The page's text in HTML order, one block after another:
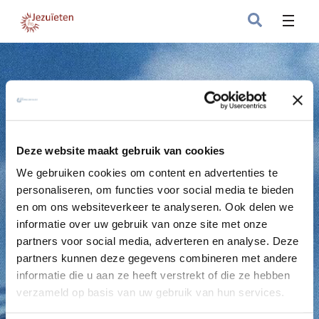
Deze website maakt gebruik van cookies
We gebruiken cookies om content en advertenties te
personaliseren, om functies voor social media te bieden
en om ons websiteverkeer te analyseren. Ook delen we
informatie over uw gebruik van onze site met onze
partners voor social media, adverteren en analyse. Deze
partners kunnen deze gegevens combineren met andere
informatie die u aan ze heeft verstrekt of die ze hebben
verzameld op basis van uw gebruik van hun services.
Links naar van alles en nog wat